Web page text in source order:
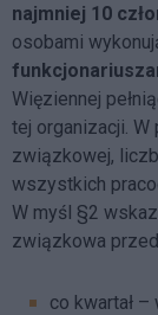
najmniej 10
osobami
Więziennej
tej organizacji. W
związkowej,
wszystkich
W myśl §2
związkowa
co kwartał –